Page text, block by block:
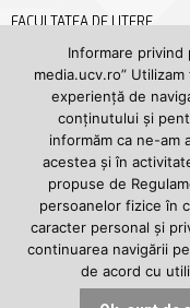
window
FACULTATEA DE LITERE
Str. A. I. Cuza nr. 13, Craiova,
tel/fax +40 251 414 468
secretariat.litere@ucv.ro |
Find us on:
Facebook
page
opens
in
YouTube
page
opens
in
window
UNIVERSITATEA DIN CRAIOVA
Str. A. I. Cuza nr. 13, Craiova,
tel. +40 251 414 398
rectorat@central.ucv.ro |
Informare privind
media.ucv.ro”
experiență de
conținutului și
informăm ca ne-am
acestea și în
propuse de
persoanelor fizice în
caracter personal și
continuarea navigării
de acord cu